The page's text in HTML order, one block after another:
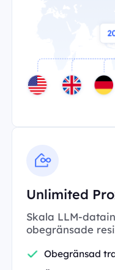
Unlimited
Skala LLM-
obegränsade
Obegränsad